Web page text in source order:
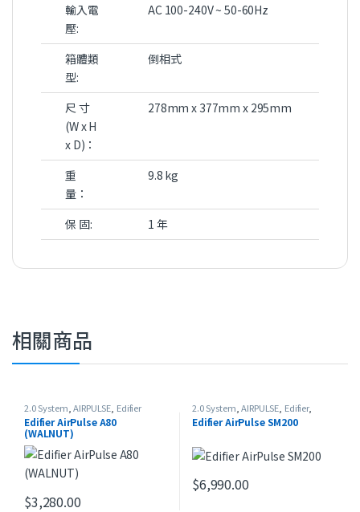
輸入電
壓:
AC 100-240V ~ 50-60Hz
箱體類
型:
倒相式
尺 寸
(W x H
x D)：
278mm x 377mm x 295mm
重
量：
9.8 kg
保 固: 1 年
相關商品
2.0 System ,AIRPULSE Edifier
Edifier AirPulse A80
(WALNUT)
$3,280.00
2.0 System ,AIRPULSE Edifier,
Home Theater
Edifier AirPulse SM200
$6,990.00